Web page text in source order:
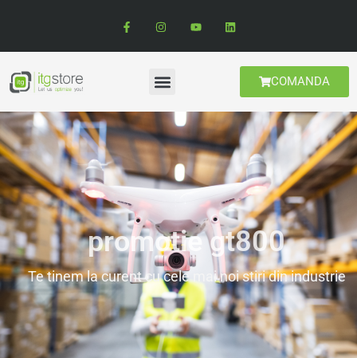
COMANDA
promotie gt800
Te tinem la curent cu cele mai noi stiri din industrie